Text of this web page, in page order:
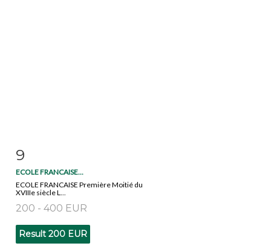
9
ECOLE FRANCAISE...
ECOLE FRANCAISE Première Moitié du
XVIIIe siècle L...
200 - 400 EUR
Result 200 EUR